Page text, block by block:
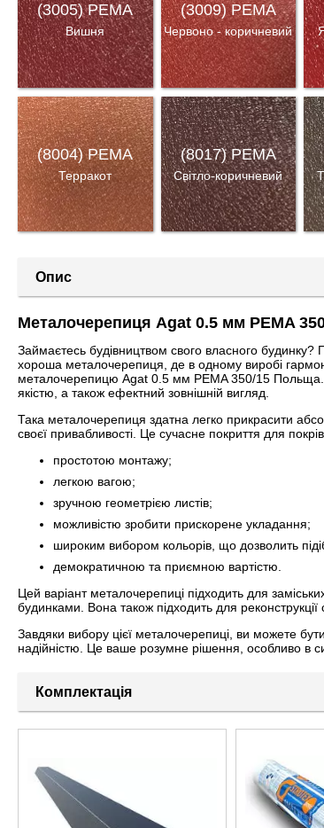
(3005) PEMA
Вишня
(3009) PEMA
Червоно - коричневий
(8004) PEMA
Терракот
(8017) PEMA
Світло-коричневий
Опис
Металочерепиця Agat 0.5 мм PEMA
Займаєтесь будівництвом свого власного
хороша металочерепиця, де в одному виробі
металочерепицю Agat 0.5 мм PEMA 350/15 Польща.
якістю, а також ефектний зовнішній вигляд.
Така металочерепиця здатна легко прикрасити
своєї привабливості. Це сучасне покриття для
простотою монтажу;
легкою вагою;
зручною геометрією листів;
можливістю зробити прискорене укладання;
широким вибором кольорів, що дозволить
демократичною та приємною вартістю.
Цей варіант металочерепиці підходить для
будинками. Вона також підходить для
Завдяки вибору цієї металочерепиці, ви можете
надійністю. Це ваше розумне рішення, особливо в
Комплектація